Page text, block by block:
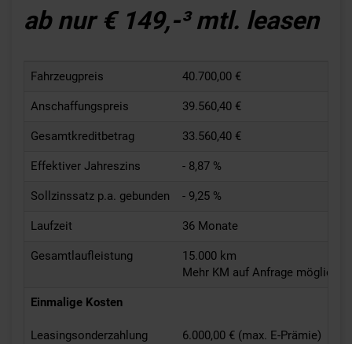
ab nur € 149,-³ mtl. leasen
Fahrzeugpreis 40.700,00 €
Anschaffungspreis 39.560,40 €
Gesamtkreditbetrag 33.560,40 €
Effektiver Jahreszins - 8,87 %
Sollzinssatz p.a. gebunden - 9,25 %
Laufzeit 36 Monate
Gesamtlaufleistung
15.000 km
Mehr KM auf Anfrage möglich!
Einmalige Kosten
Leasingsonderzahlung
6.000,00 € (max. E-Prämie)